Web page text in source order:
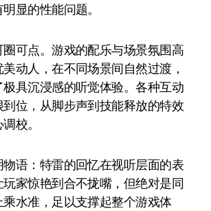
显的性能问题。
可点。游戏的配乐与场景氛围高
动人，在不同场景间自然过渡，
具沉浸感的听觉体验。各种互动
位，从脚步声到技能释放的特效
校。
语：特雷的回忆在视听层面的表
家惊艳到合不拢嘴，但绝对是同
水准，足以支撑起整个游戏体